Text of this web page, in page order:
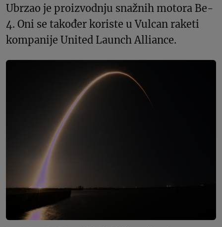
Ubrzao je proizvodnju snažnih motora Be-
4. Oni se također koriste u Vulcan raketi
kompanije United Launch Alliance.